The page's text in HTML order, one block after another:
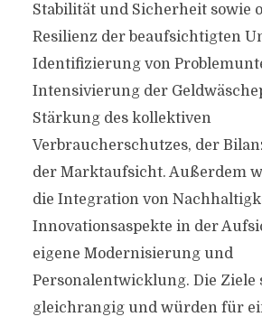
Stabilität und Sicherheit sowie
Resilienz der beaufsichtigten
Identifizierung von
Intensivierung der
Stärkung des kollektiven
Verbraucherschutzes, der
der Marktaufsicht. Außerdem
die Integration von
Innovationsaspekte in der
eigene Modernisierung und
Personalentwicklung. Die Ziele
gleichrangig und würden für